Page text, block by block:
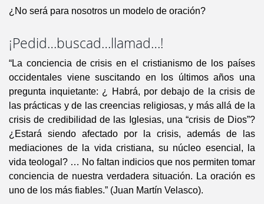
¿No será para nosotros un modelo de oración?
¡Pedid…buscad…llamad…!
“La conciencia de crisis en el cristianismo de los países
occidentales viene suscitando en los últimos años una
pregunta inquietante: ¿ Habrá, por debajo de la crisis de
las prácticas y de las creencias religiosas, y más allá de la
crisis de credibilidad de las Iglesias, una “crisis de Dios”?
¿Estará siendo afectado por la crisis, además de las
mediaciones de la vida cristiana, su núcleo esencial, la
vida teologal? … No faltan indicios que nos permiten tomar
conciencia de nuestra verdadera situación. La oración es
uno de los más fiables.” (Juan Martín Velasco).